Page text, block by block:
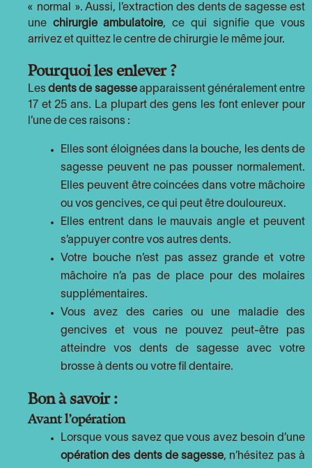
« normal ». Aussi, l’extraction des dents de sagesse est
une chirurgie ambulatoire, ce qui signifie que vous
arrivez et quittez le centre de chirurgie le même jour.
Pourquoi les enlever ?
Lesdents de sagesseapparaissent généralement entre
17 et 25 ans. La plupart des gens les font enlever pour
l’une de ces raisons :
Elles sont éloignées dans la bouche, les dents de
sagesse peuvent ne pas pousser normalement.
Elles peuvent être coincées dans votre mâchoire
ou vos gencives, ce qui peut être douloureux.
Elles entrent dans le mauvais angle et peuvent
s’appuyer contre vos autres dents.
Votre bouche n’est pas assez grande et votre
mâchoire n’a pas de place pour des molaires
supplémentaires.
Vous avez des caries ou une maladie des
gencives et vous ne pouvez peut-être pas
atteindre vos dents de sagesse avec votre
brosse à dents ou votre fil dentaire.
Bon à savoir :
Avant l’opération
Lorsque vous savez que vous avez besoin d’une
opération des dents de sagesse, n’hésitez pas à